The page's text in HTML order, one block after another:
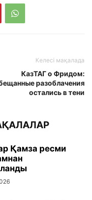
Келесі мақалада
КазТАГ о Фридом:
разоблачения
остались в тени
Қамза ресми